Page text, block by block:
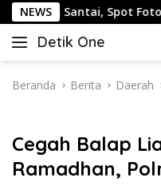
Langsung
ke
konten
NEWS
Spot Foto, dan
Detik One
Tajam
Fakta
Beranda Berita Daerah
Cegah Balap
Ramadhan,